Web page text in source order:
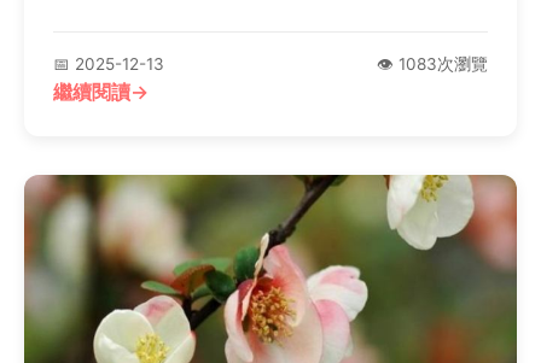
📅 2025-12-13 👁️ 1083次瀏覽
繼續閱讀